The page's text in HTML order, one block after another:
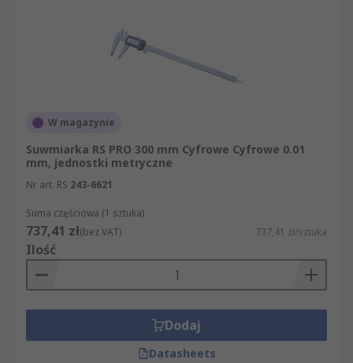
W magazynie
Suwmiarka RS PRO 300 mm Cyfrowe Cyfrowe 0.01
mm, jednostki metryczne
Nr art. RS 243-6621
Suma częściowa (1 sztuka)
737,41 zł(bez VAT) 737,41 zł/sztuka
Ilość
Dodaj
Datasheets